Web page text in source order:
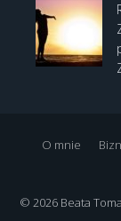
O mnie
© 2026 Beata